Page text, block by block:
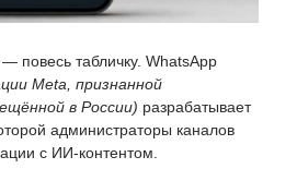
повесь табличку. WhatsApp
Meta, признанной
в России) разрабатывает
администраторы каналов
с ИИ-контентом.